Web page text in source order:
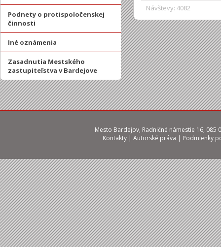
Podnety o protispoločenskej
činnosti
Iné oznámenia
Zasadnutia Mestského
zastupiteľstva v Bardejove
Návštevy: 4082
Mesto Bardejov, Radničné námestie 16, 085
Kontakty | Autorské práva | Podmienky